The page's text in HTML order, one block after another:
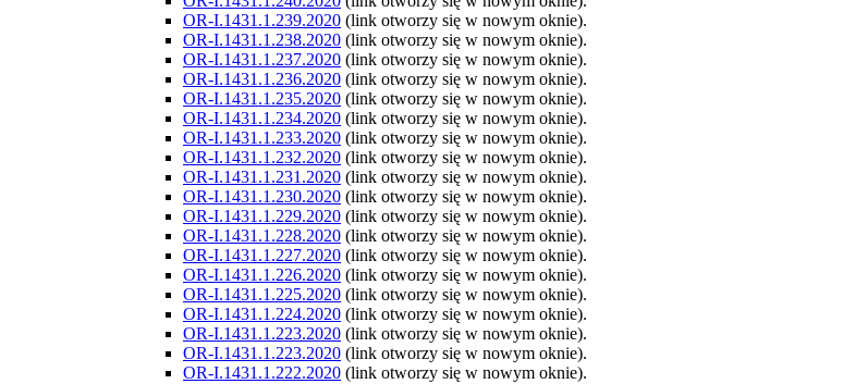
OR-I.1431.1.239.2020 (link otworzy się w nowym oknie).
OR-I.1431.1.238.2020 (link otworzy się w nowym oknie).
OR-I.1431.1.237.2020 (link otworzy się w nowym oknie).
OR-I.1431.1.236.2020 (link otworzy się w nowym oknie).
OR-I.1431.1.235.2020 (link otworzy się w nowym oknie).
OR-I.1431.1.234.2020 (link otworzy się w nowym oknie).
OR-I.1431.1.233.2020 (link otworzy się w nowym oknie).
OR-I.1431.1.232.2020 (link otworzy się w nowym oknie).
OR-I.1431.1.231.2020 (link otworzy się w nowym oknie).
OR-I.1431.1.230.2020 (link otworzy się w nowym oknie).
OR-I.1431.1.229.2020 (link otworzy się w nowym oknie).
OR-I.1431.1.228.2020 (link otworzy się w nowym oknie).
OR-I.1431.1.227.2020 (link otworzy się w nowym oknie).
OR-I.1431.1.226.2020 (link otworzy się w nowym oknie).
OR-I.1431.1.225.2020 (link otworzy się w nowym oknie).
OR-I.1431.1.224.2020 (link otworzy się w nowym oknie).
OR-I.1431.1.223.2020 (link otworzy się w nowym oknie).
OR-I.1431.1.223.2020 (link otworzy się w nowym oknie).
OR-I.1431.1.222.2020 (link otworzy się w nowym oknie).